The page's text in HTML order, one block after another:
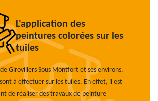
L'application des
peintures colorées sur les
tuiles
Girovillers Sous Montfort et ses environs,
à effectuer sur les tuiles. En effet, il est
de réaliser des travaux de peinture